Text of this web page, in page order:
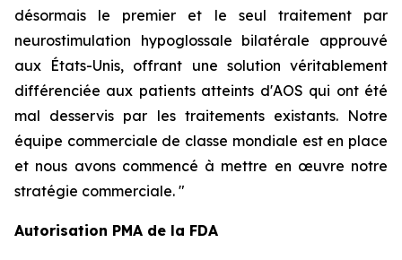
désormais le premier et le seul traitement par
neurostimulation hypoglossale bilatérale approuvé
aux États-Unis, offrant une solution véritablement
différenciée aux patients atteints d'AOS qui ont été
mal desservis par les traitements existants. Notre
équipe commerciale de classe mondiale est en place
et nous avons commencé à mettre en œuvre notre
stratégie commerciale. "
Autorisation PMA de la FDA